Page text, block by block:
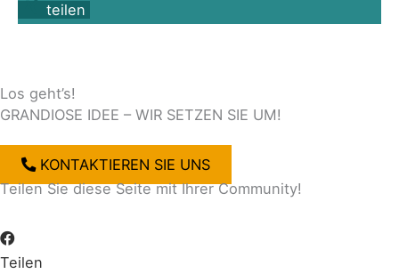
teilen
Los geht’s!
GRANDIOSE IDEE – WIR SETZEN SIE UM!
KONTAKTIEREN SIE UNS
Teilen Sie diese Seite mit Ihrer Community!
Teilen